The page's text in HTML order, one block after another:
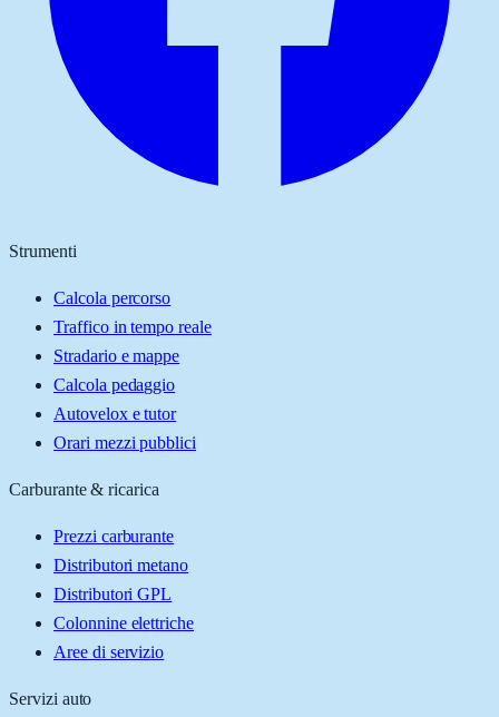
Strumenti
Calcola percorso
Traffico in tempo reale
Stradario e mappe
Calcola pedaggio
Autovelox e tutor
Orari mezzi pubblici
Carburante & ricarica
Prezzi carburante
Distributori metano
Distributori GPL
Colonnine elettriche
Aree di servizio
Servizi auto